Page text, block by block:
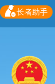
长者助手